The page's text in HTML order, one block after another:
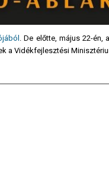
. De előtte, május 22-én,
a Vidékfejlesztési